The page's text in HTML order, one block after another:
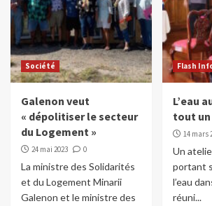
Société
Galenon veut
« dépolitiser le secteur
du Logement »
24 mai 2023 0
La ministre des Solidarités
et du Logement Minarii
Galenon et le ministre des
Flash
L’eau
tout
14 mars
Un
portant
l’eau
réuni...